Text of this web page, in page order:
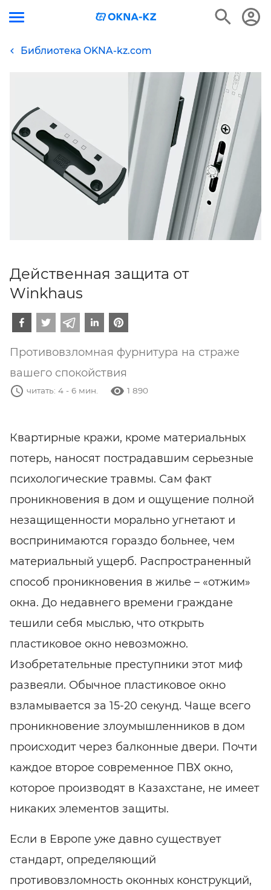
Библиотека OKNA-kz.com
Действенная защита от
Winkhaus
Противовзломная фурнитура на страже
вашего спокойствия
1 890
Квартирные кражи, кроме материальных
потерь, наносят пострадавшим серьезные
психологические травмы. Сам факт
проникновения в дом и ощущение полной
незащищенности морально угнетают и
воспринимаются гораздо больнее, чем
материальный ущерб. Распространенный
способ проникновения в жилье – «отжим»
окна. До недавнего времени граждане
тешили себя мыслью, что открыть
пластиковое окно невозможно.
Изобретательные преступники этот миф
развеяли. Обычное пластиковое окно
взламывается за 15-20 секунд. Чаще всего
проникновение злоумышленников в дом
происходит через балконные двери. Почти
каждое второе современное ПВХ окно,
которое производят в Казахстане, не имеет
никаких элементов защиты.
Если в Европе уже давно существует
стандарт, определяющий
противовзломность оконных конструкций,